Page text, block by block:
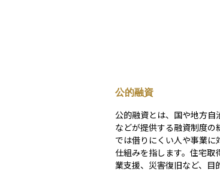
公的融資
公的融資とは、国や地方自
などが提供する融資制度の
では借りにくい人や事業に
仕組みを指します。住宅取
業支援、災害復旧など、目